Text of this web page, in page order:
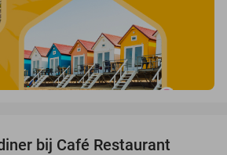
bij Café Restaurant